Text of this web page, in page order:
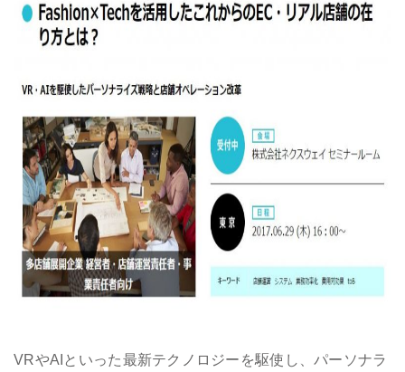
VRやAIといった最新テクノロジーを駆使し、パーソナラ